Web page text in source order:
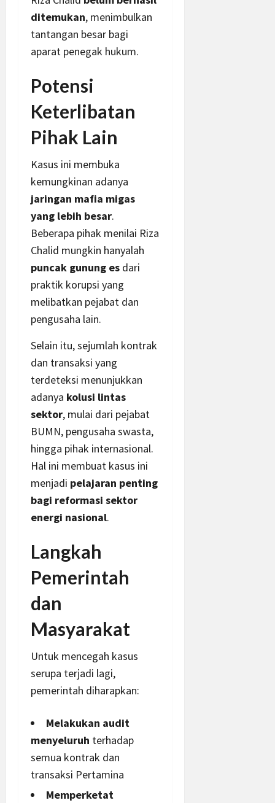
ditemukan, menimbulkan
tantangan besar bagi
aparat penegak hukum.
Potensi
Keterlibatan
Pihak Lain
Kasus ini membuka
kemungkinan adanya
jaringan mafia migas
yang lebih besar.
Beberapa pihak menilai Riza
Chalid mungkin hanyalah
puncak gunung es dari
praktik korupsi yang
melibatkan pejabat dan
pengusaha lain.
Selain itu, sejumlah kontrak
dan transaksi yang
terdeteksi menunjukkan
adanya kolusi lintas
sektor, mulai dari pejabat
BUMN, pengusaha swasta,
hingga pihak internasional.
Hal ini membuat kasus ini
menjadi pelajaran penting
bagi reformasi sektor
energi nasional.
Langkah
Pemerintah
dan
Masyarakat
Untuk mencegah kasus
serupa terjadi lagi,
pemerintah diharapkan:
Melakukan audit
menyeluruh terhadap
semua kontrak dan
transaksi Pertamina
Memperketat